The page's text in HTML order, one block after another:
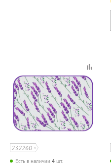
232260
Есть в наличии 4 шт.